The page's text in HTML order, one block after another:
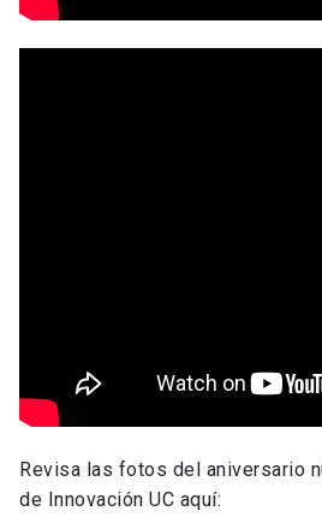
Revisa las fotos del aniversario
de Innovación UC aquí: